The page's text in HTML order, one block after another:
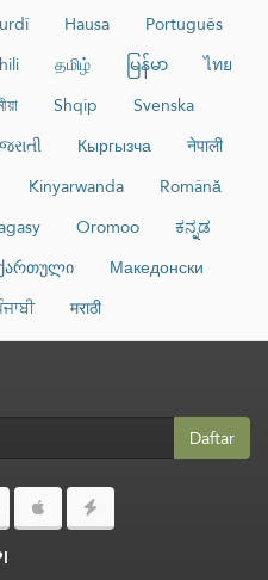
Hausa
Português
தமிழ் မြန်မာ
ไทย
Shqip
Svenska
Кыргызча
नेपाली
Kinyarwanda
Română
Oromoo
ಕನ್ನಡ
Македонски
मराठी
Daftar